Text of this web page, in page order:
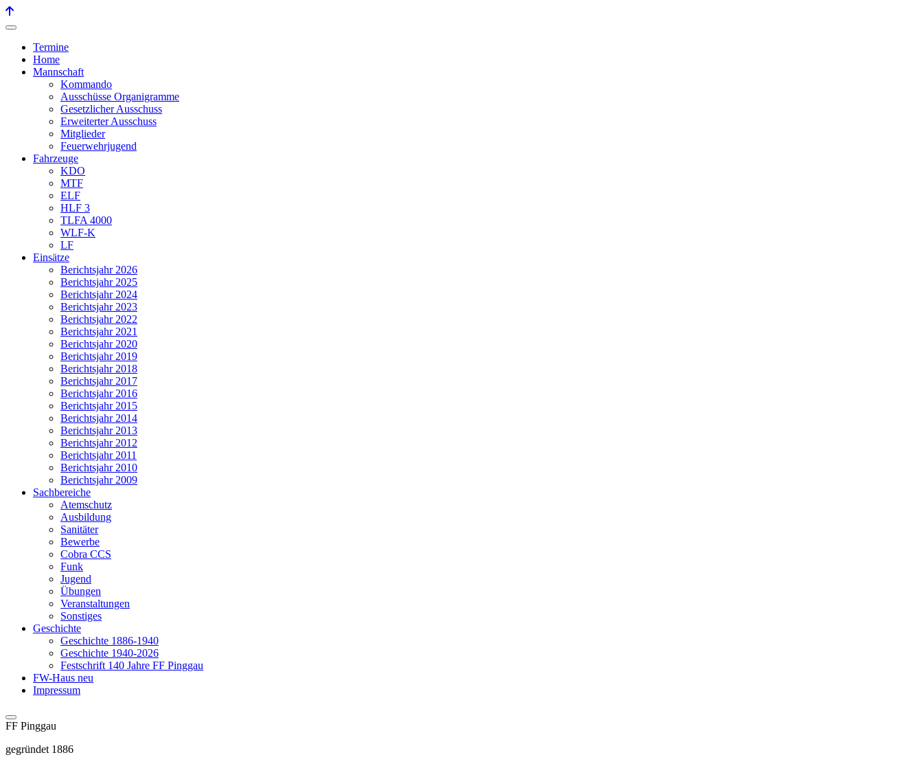
Termine
Home
Mannschaft
Kommando
Ausschüsse Organigramme
Gesetzlicher Ausschuss
Erweiterter Ausschuss
Mitglieder
Feuerwehrjugend
Fahrzeuge
KDO
MTF
ELF
HLF 3
TLFA 4000
WLF-K
LF
Einsätze
Berichtsjahr 2026
Berichtsjahr 2025
Berichtsjahr 2024
Berichtsjahr 2023
Berichtsjahr 2022
Berichtsjahr 2021
Berichtsjahr 2020
Berichtsjahr 2019
Berichtsjahr 2018
Berichtsjahr 2017
Berichtsjahr 2016
Berichtsjahr 2015
Berichtsjahr 2014
Berichtsjahr 2013
Berichtsjahr 2012
Berichtsjahr 2011
Berichtsjahr 2010
Berichtsjahr 2009
Sachbereiche
Atemschutz
Ausbildung
Sanitäter
Bewerbe
Cobra CCS
Funk
Jugend
Übungen
Veranstaltungen
Sonstiges
Geschichte
Geschichte 1886-1940
Geschichte 1940-2026
Festschrift 140 Jahre FF Pinggau
FW-Haus neu
Impressum
FF Pinggau
gegründet 1886